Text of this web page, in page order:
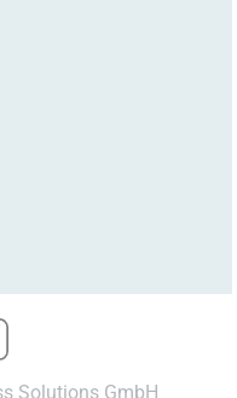
Solutions GmbH